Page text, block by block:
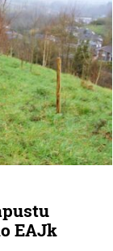
EAJk